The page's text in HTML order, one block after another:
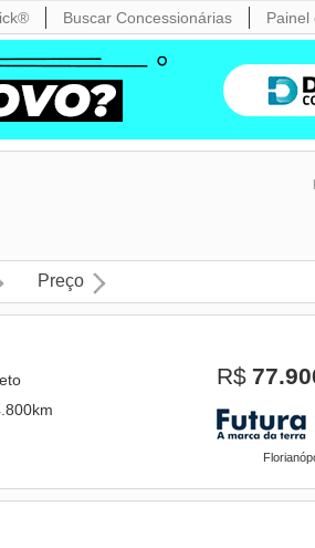
Buscar Concessionárias Painel
Preço
R$